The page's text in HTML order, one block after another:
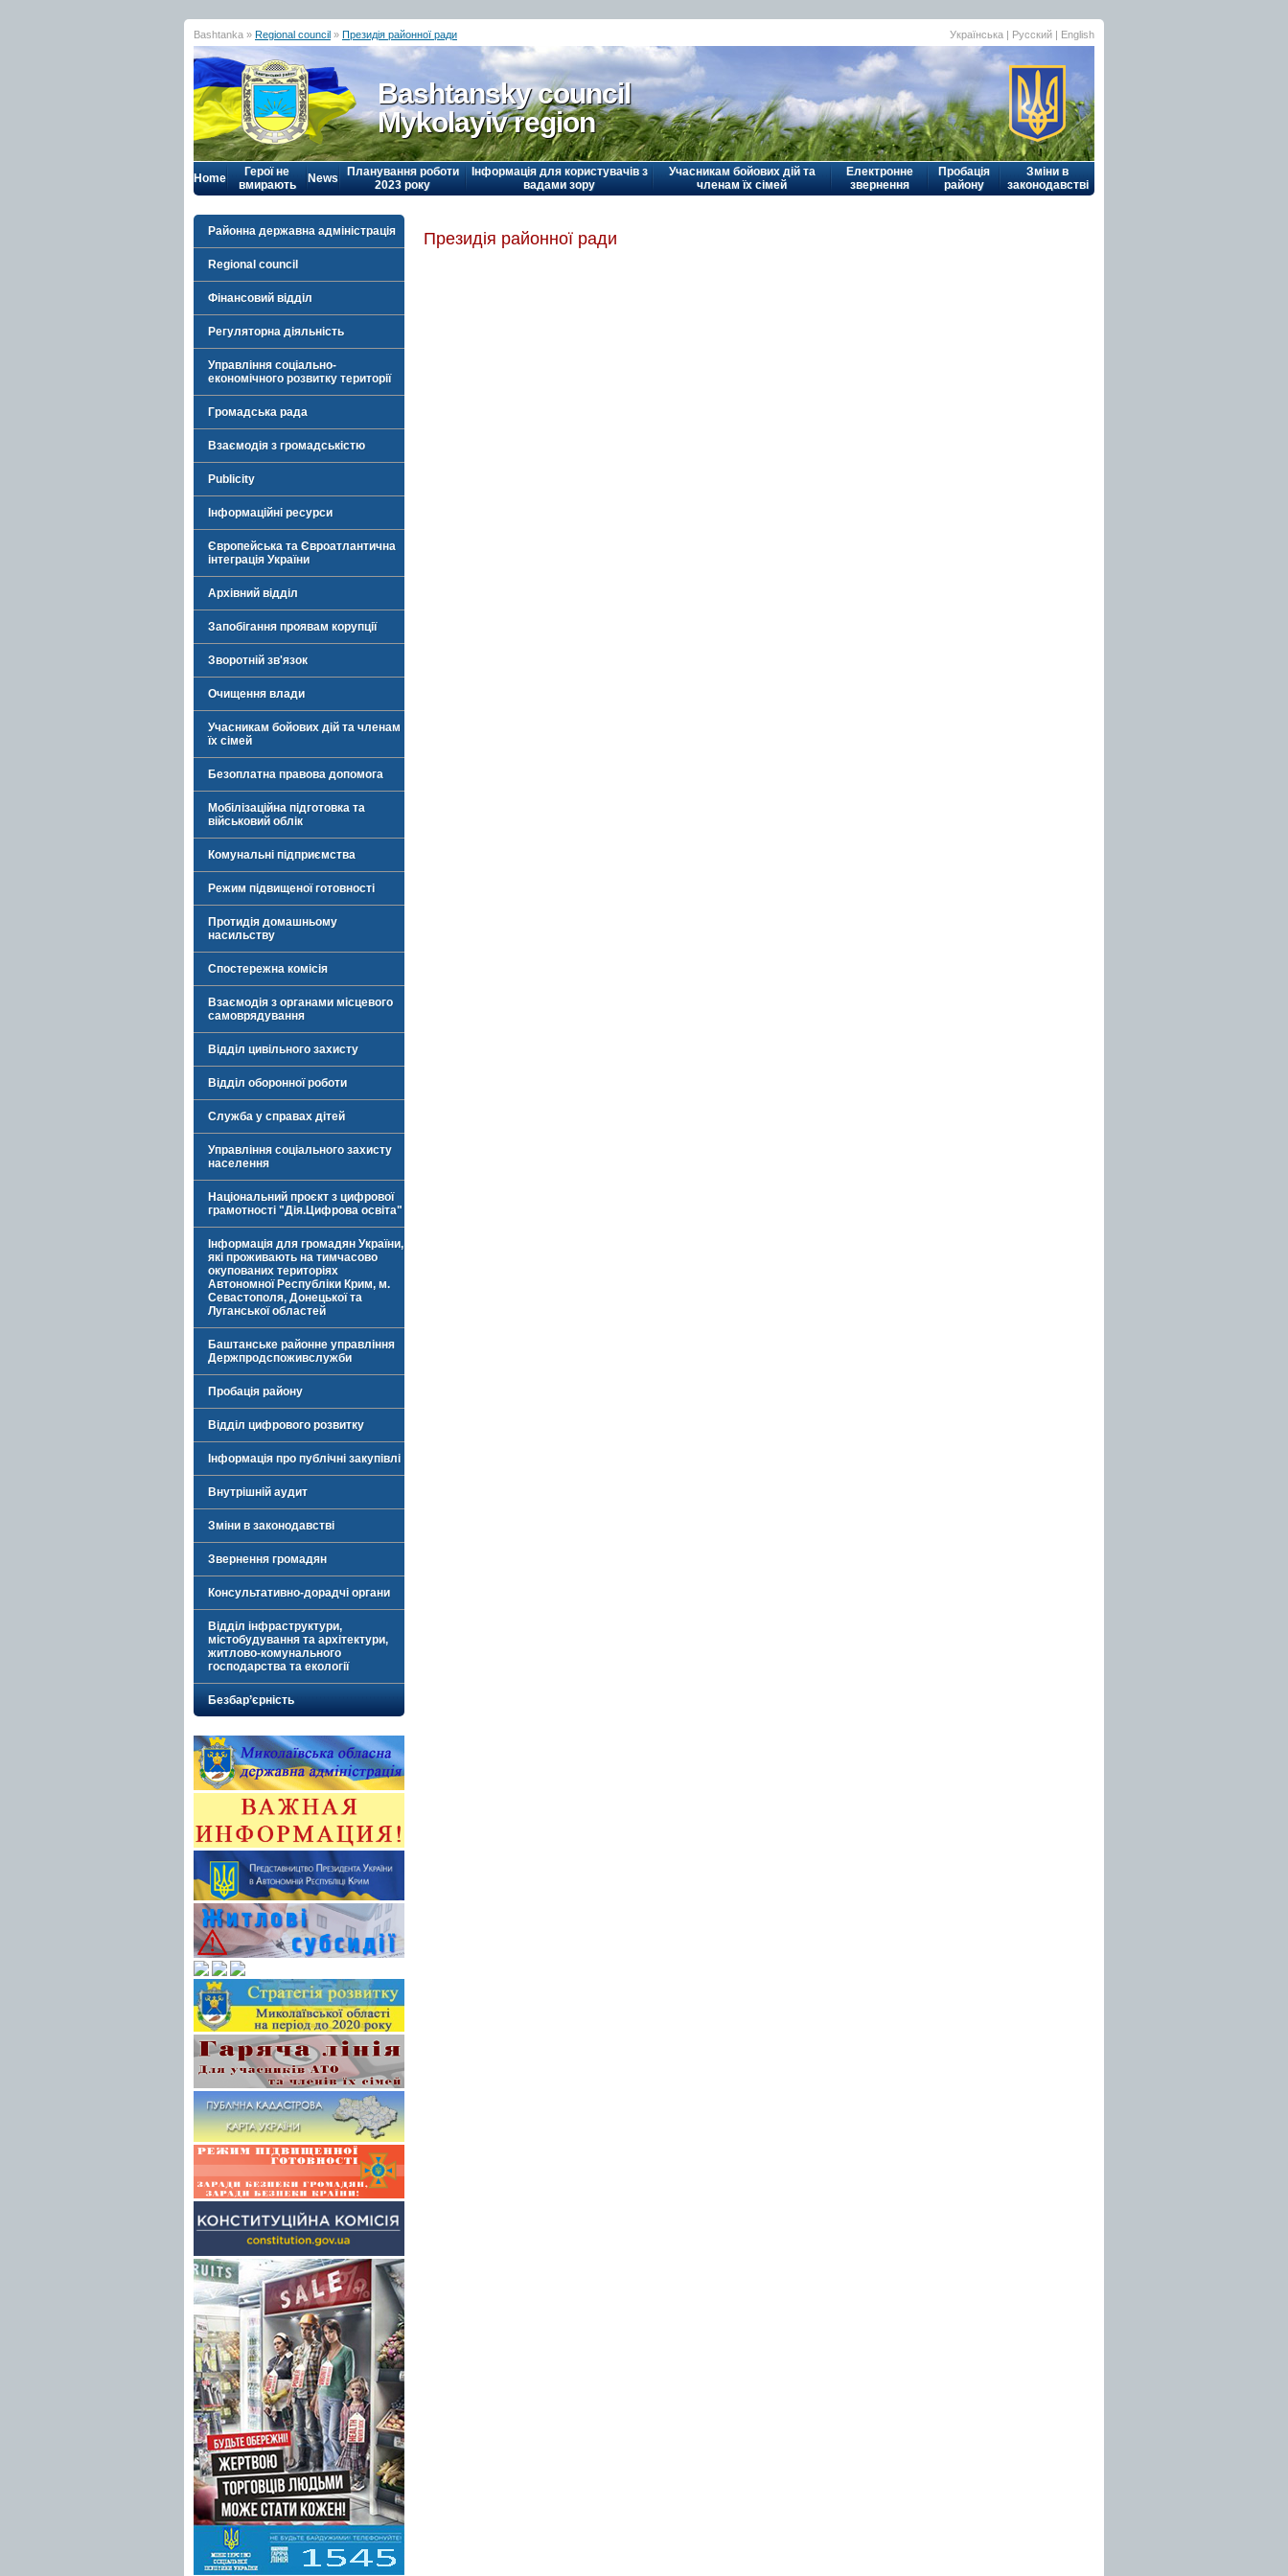
Bashtanka » Regional council » Президія районної ради Українська | Русский | English
Bashtansky council
Mykolayiv region
Home
Герої не
вмирають
News
Планування роботи
2023 року
Інформація для користувачів з
вадами зору
Учасникам бойових дій та
членам їх сімей
Електронне
звернення
Пробація
району
Зміни в
законодавстві
Районна державна адміністрація
Regional council
Фінансовий відділ
Регуляторна діяльність
Управління соціально-
економічного розвитку території
Громадська рада
Взаємодія з громадськістю
Publicity
Інформаційні ресурси
Європейська та Євроатлантична
інтеграція України
Архівний відділ
Запобігання проявам корупції
Зворотній зв'язок
Очищення влади
Учасникам бойових дій та членам
їх сімей
Безоплатна правова допомога
Мобілізаційна підготовка та
військовий облік
Комунальні підприємства
Режим підвищеної готовності
Протидія домашньому
насильству
Спостережна комісія
Взаємодія з органами місцевого
самоврядування
Відділ цивільного захисту
Відділ оборонної роботи
Служба у справах дітей
Управління соціального захисту
населення
Національний проєкт з цифрової
грамотності "Дія.Цифрова освіта"
Інформація для громадян України,
які проживають на тимчасово
окупованих територіях
Автономної Республіки Крим, м.
Севастополя, Донецької та
Луганської областей
Баштанське районне управління
Держпродспоживслужби
Пробація району
Відділ цифрового розвитку
Інформація про публічні закупівлі
Внутрішній аудит
Зміни в законодавстві
Звернення громадян
Консультативно-дорадчі органи
Відділ інфраструктури,
містобудування та архітектури,
житлово-комунального
господарства та екології
Безбар’єрність
Президія районної ради